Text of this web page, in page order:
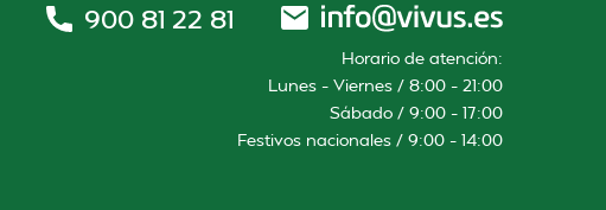
900 81 22 81
Horario de atención:
Lunes – Viernes / 8:00 – 21:00
Sábado / 9:00 – 17:00
Festivos nacionales / 9:00 – 14:00